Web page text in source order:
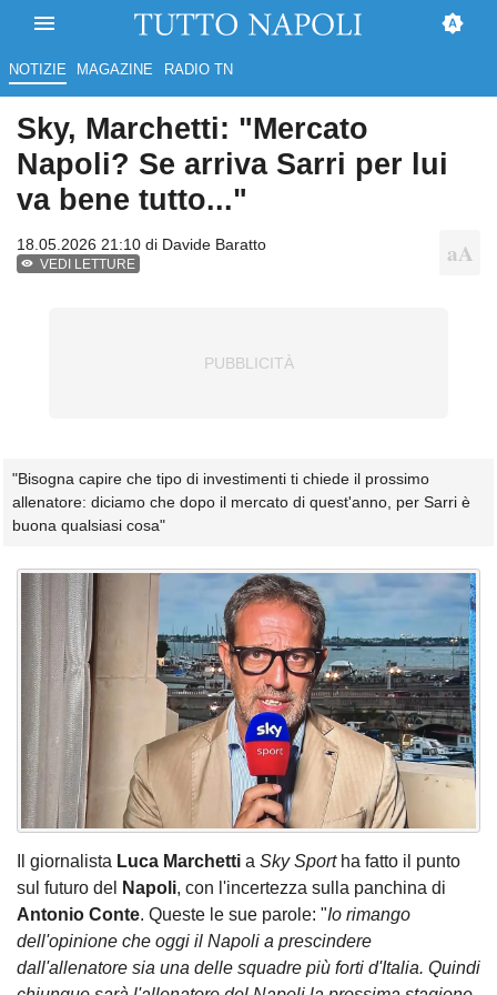
NOTIZIE MAGAZINE RADIO TN
Sky, Marchetti: "Mercato
Napoli? Se arriva Sarri per lui
va bene tutto..."
18.05.2026 21:10 di Davide Baratto
VEDI LETTURE
"Bisogna capire che tipo di investimenti ti chiede il prossimo
allenatore: diciamo che dopo il mercato di quest'anno, per Sarri è
buona qualsiasi cosa"
Il giornalista Luca Marchetti a Sky Sportha fatto il punto
sul futuro del
Napoli, con l'incertezza sulla panchina di
Antonio Conte. Queste le sue parole: "Io rimango
dell'opinione che oggi il Napoli a prescindere
dall'allenatore sia una delle squadre più forti d'Italia. Quindi